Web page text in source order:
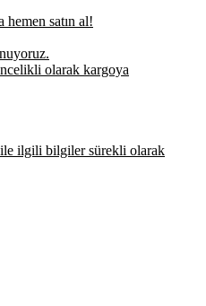
hemen satın al!
olarak kargoya
ile ilgili bilgiler sürekli olarak